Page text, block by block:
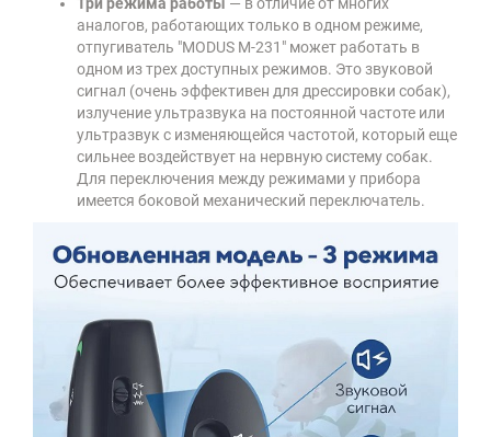
Три режима работы — в отличие от многих
аналогов, работающих только в одном режиме,
отпугиватель "MODUS М-231" может работать в
одном из трех доступных режимов. Это звуковой
сигнал (очень эффективен для дрессировки собак),
излучение ультразвука на постоянной частоте или
ультразвук с изменяющейся частотой, который еще
сильнее воздействует на нервную систему собак.
Для переключения между режимами у прибора
имеется боковой механический переключатель.